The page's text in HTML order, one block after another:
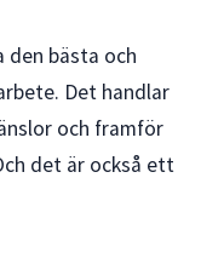
bästa och
Det handlar
och framför
det är också ett